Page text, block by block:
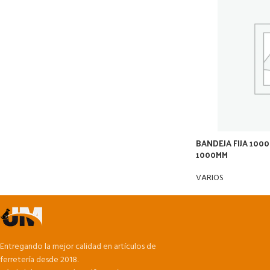
BANDEJA FIJA
1000MM
VARIOS
Entregando la mejor calidad en artículos de
ferretería desde 2018.